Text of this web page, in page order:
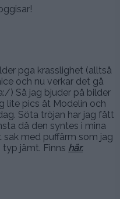
pga krasslighet (alltså
och nu verkar det gå
) Så jag bjuder på bilder
lite pics åt Modelin och
Söta tröjan har jag fått
då den syntes i mina
med puffärm som jag
jämt. Finns här.